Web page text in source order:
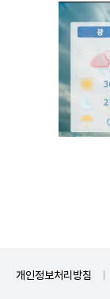
개인정보처리방침